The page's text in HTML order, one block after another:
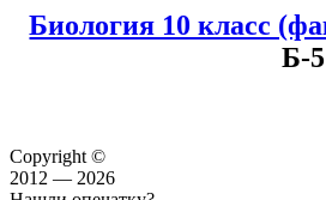
Биология 10 класс
Б-5
Copyright ©
2012 — 2026